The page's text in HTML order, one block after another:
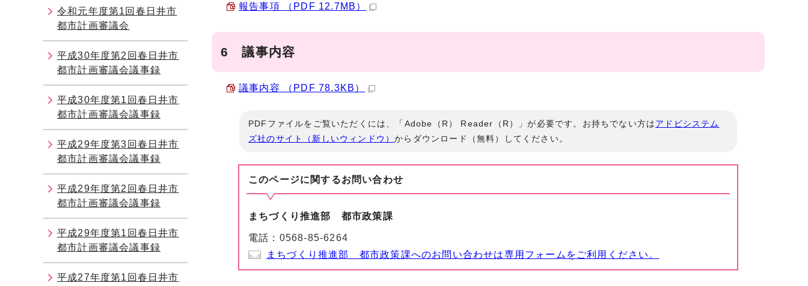
報告事項 （PDF 12.7MB）
6 議事内容
議事内容 （PDF 78.3KB）
PDFファイルをご覧いただくには、「Adobe（R） Reader（R）」が必要です。お持ちでない方はアドビシステム
ズ社のサイト（新しいウィンドウ）からダウンロード（無料）してください。
このページに関するお問い合わせ
まちづくり推進部 都市政策課
電話： 0568-85-6264
まちづくり推進部 都市政策課へのお問い合わせは専用フォームをご利用ください。
令和元年度第1回春日井市
都市計画審議会
平成30年度第2回春日井市
都市計画審議会議事録
平成30年度第1回春日井市
都市計画審議会議事録
平成29年度第3回春日井市
都市計画審議会議事録
平成29年度第2回春日井市
都市計画審議会議事録
平成29年度第1回春日井市
都市計画審議会議事録
平成27年度第1回春日井市